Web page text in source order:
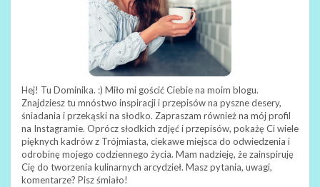
Hej! Tu Dominika. :) Miło mi gościć Ciebie na moim blogu.
Znajdziesz tu mnóstwo inspiracji i przepisów na pyszne desery,
śniadania i przekąski na słodko. Zapraszam również na mój profil
na Instagramie. Oprócz słodkich zdjęć i przepisów, pokażę Ci wiele
pięknych kadrów z Trójmiasta, ciekawe miejsca do odwiedzenia i
odrobinę mojego codziennego życia. Mam nadzieję, że zainspiruję
Cię do tworzenia kulinarnych arcydzieł. Masz pytania, uwagi,
komentarze? Pisz śmiało!